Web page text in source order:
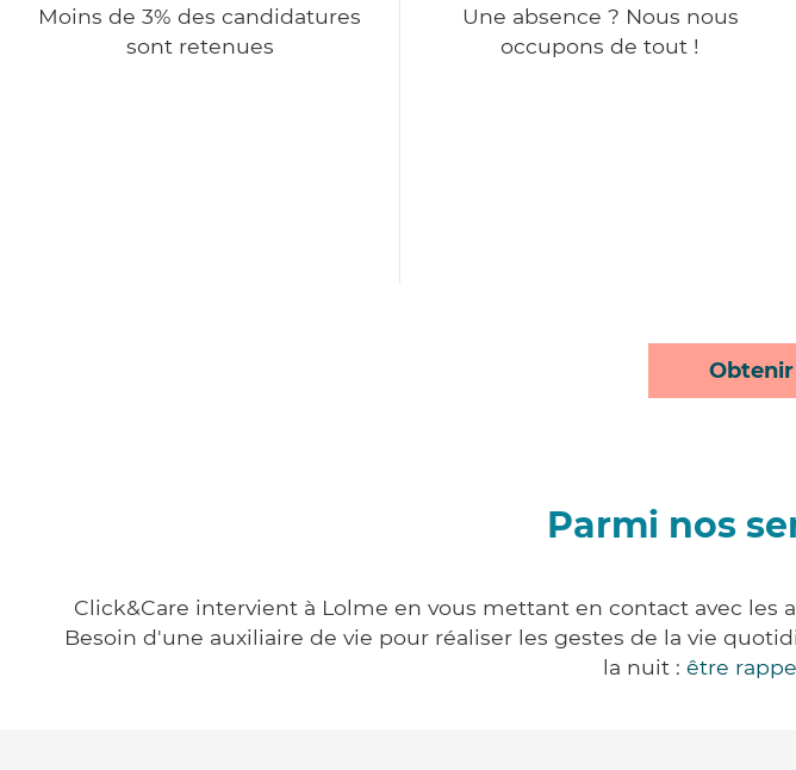
Moins de 3% des candidatures
sont retenues
Une absence ? Nous nous
occupons de tout !
Parmi nos
Click&Care intervient à Lolme en vous mettant en contact avec les
Besoin d'une auxiliaire de vie pour réaliser les gestes de la vie
la nuit : être